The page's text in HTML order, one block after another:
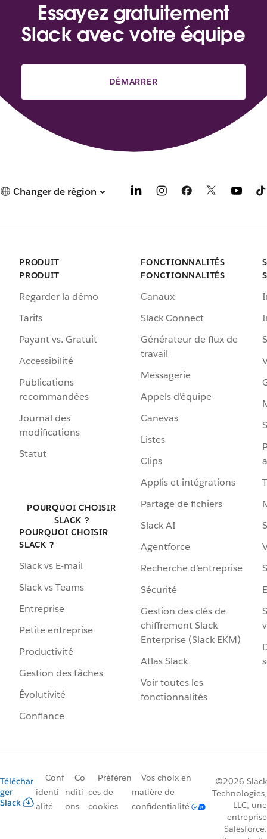
Essayez gratuitement
Slack avec votre équipe
DÉMARRER
Changer de région
PRODUIT
PRODUIT
Regarder la démo
Tarifs
Payant vs. Gratuit
Accessibilité
Publications
recommandées
Journal des
modifications
Statut
POURQUOI CHOISIR
SLACK ?
POURQUOI CHOISIR
SLACK ?
Slack vs E-mail
Slack vs Teams
Entreprise
Petite entreprise
Productivité
Gestion des tâches
Évolutivité
Confiance
FONCTIONNALITÉS
FONCTIONNALITÉS
Canaux
Slack Connect
Générateur de flux de
travail
Messagerie
Appels d’équipe
Canevas
Listes
Clips
Applis et intégrations
Partage de fichiers
Slack AI
Agentforce
Recherche d’entreprise
Sécurité
Gestion des clés de
chiffrement Slack
Enterprise (Slack EKM)
Atlas Slack
Voir toutes les
fonctionnalités
Téléchar
ger
Slack
Conf
identi
alité
Co
nditi
ons
Préféren
ces de
cookies
Vos choix en
matière de
confidentialité
©2026 Slack
Technologies,
LLC, une
entreprise
Salesforce.